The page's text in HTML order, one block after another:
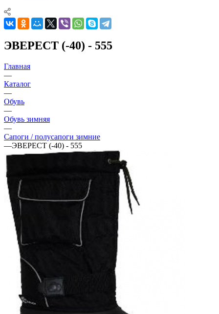
ЭВЕРЕСТ (-40) - 555
Главная
—
Каталог
—
Обувь
—
Обувь зимняя
—
Сапоги / полусапоги зимние
—ЭВЕРЕСТ (-40) - 555